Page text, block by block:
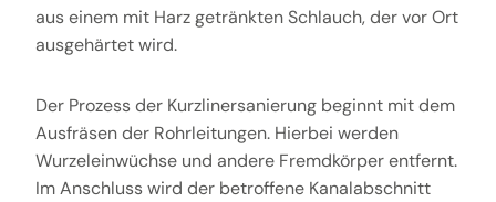
aus einem mit Harz getränkten Schlauch, der vor Ort
ausgehärtet wird.
Der Prozess der Kurzlinersanierung beginnt mit dem
Ausfräsen der Rohrleitungen. Hierbei werden
Wurzeleinwüchse und andere Fremdkörper entfernt.
Im Anschluss wird der betroffene Kanalabschnitt